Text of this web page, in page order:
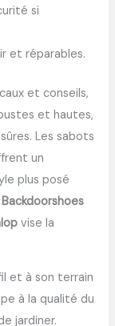
si
et réparables.
et conseils,
et hautes,
Les sabots
un
plus posé
Backdoorshoes
vise la
et à son terrain
à la qualité du
jardiner.